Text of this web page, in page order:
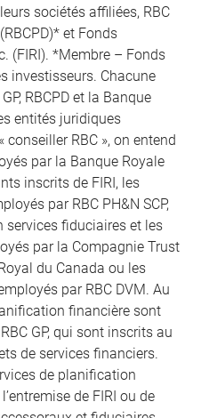
sociétés affiliées, RBC
et Fonds
(FIRI). *Membre – Fonds
investisseurs. Chacune
RBCPD et la Banque
entités juridiques
RBC », on entend
par la Banque Royale
inscrits de FIRI, les
par RBC PH&N SCP,
services fiduciaires et les
par la Compagnie Trust
du Canada ou les
par RBC DVM. Au
financière sont
GP, qui sont inscrits au
de services financiers.
de planification
de FIRI ou de